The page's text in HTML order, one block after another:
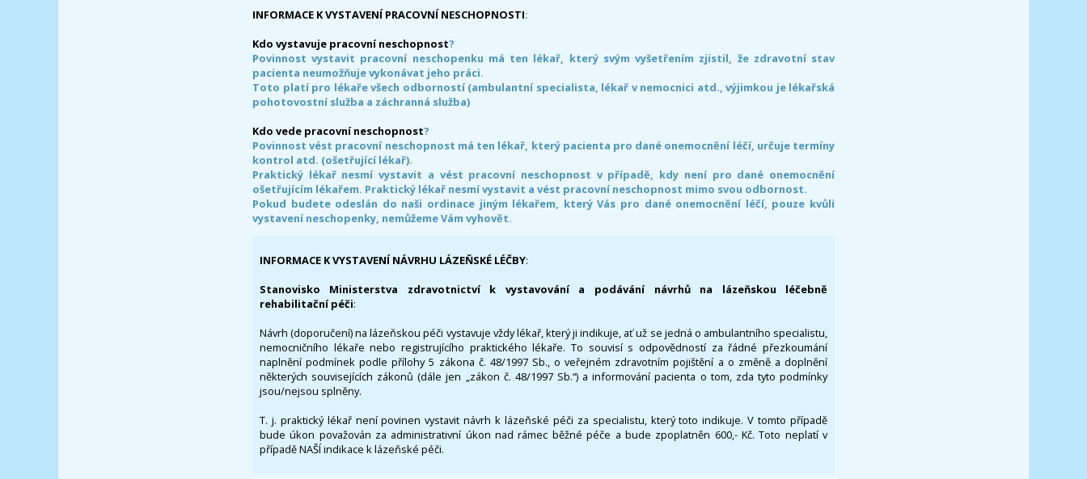
INFORMACE K VYSTAVENÍ PRACOVNÍ NESCHOPNOSTI:
Kdo vystavuje pracovní neschopnost?
Povinnost vystavit pracovní neschopenku má ten lékař, který svým vyšetřením zjistil, že zdravotní stav
pacienta neumožňuje vykonávat jeho práci.
Toto platí pro lékaře všech odborností (ambulantní specialista, lékař v nemocnici atd., výjimkou je lékařská
pohotovostní služba a záchranná služba)
Kdo vede pracovní neschopnost?
Povinnost vést pracovní neschopnost má ten lékař, který pacienta pro dané onemocnění léčí, určuje termíny
kontrol atd. (ošetřující lékař).
Praktický lékař nesmí vystavit a vést pracovní neschopnost v případě, kdy není pro dané onemocnění
ošetřujícím lékařem. Praktický lékař nesmí vystavit a vést pracovní neschopnost mimo svou odbornost.
Pokud budete odeslán do naši ordinace jiným lékařem, který Vás pro dané onemocnění léčí, pouze kvůli
vystavení neschopenky, nemůžeme Vám vyhovět.
INFORMACE K VYSTAVENÍ NÁVRHU LÁZEŇSKÉ LÉČBY:
Stanovisko Ministerstva zdravotnictví k vystavování a podávání návrhů na lázeňskou léčebně
rehabilitační péči:
Návrh (doporučení) na lázeňskou péči vystavuje vždy lékař, který ji indikuje, ať už se jedná o ambulantního specialistu,
nemocničního lékaře nebo registrujícího praktického lékaře. To souvisí s odpovědností za řádné přezkoumání
naplnění podmínek podle přílohy 5 zákona č. 48/1997 Sb., o veřejném zdravotním pojištění a o změně a doplnění
některých souvisejících zákonů (dále jen „zákon č. 48/1997 Sb.“) a informování pacienta o tom, zda tyto podmínky
jsou/nejsou splněny.
T. j. praktický lékař není povinen vystavit návrh k lázeňské péči za specialistu, který toto indikuje. V tomto případě
bude úkon považován za administrativní úkon nad rámec běžné péče a bude zpoplatněn 600,- Kč. Toto neplatí v
případě NAŠÍ indikace k lázeňské péči.